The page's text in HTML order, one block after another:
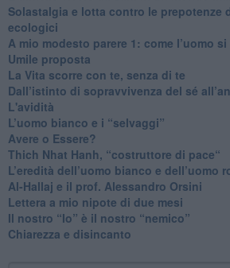
Solastalgia e lotta contro le prepotenze
ecologici
​A mio modesto parere 1: come l’uomo
​Umile proposta
​La Vita scorre con te, senza di te
​Dall’istinto di sopravvivenza del sé
L'avidità
​L’uomo bianco e i “selvaggi”
​Avere o Essere?
​Thich Nhat Hanh, “costruttore di pace“
​L’eredità dell’uomo bianco e dell’uomo
Al-Hallaj e il prof. Alessandro Orsini
​Lettera a mio nipote di due mesi
​Il nostro “Io” è il nostro “nemico”
​Chiarezza e disincanto